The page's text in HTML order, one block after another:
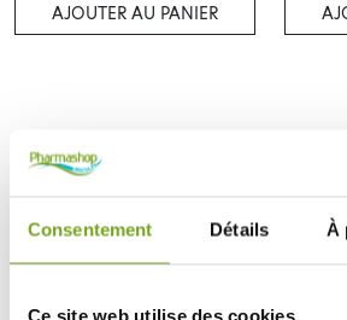
Consentement Détails À
Ce site web utilise des cookies.
AJOUTER AU PANIER